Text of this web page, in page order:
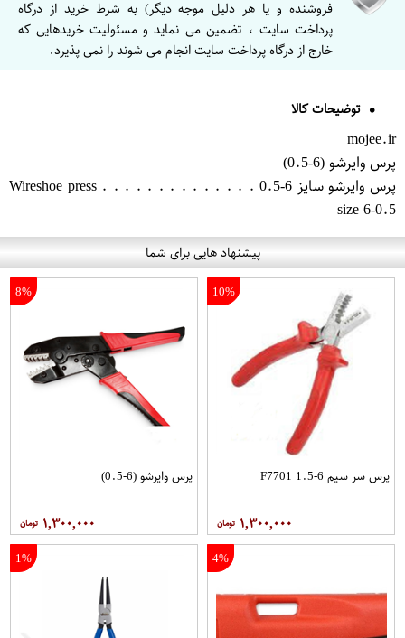
فروشنده و یا هر دلیل موجه دیگر) به شرط خرید از درگاه
پرداخت سایت ، تضمین می نماید و مسئولیت خریدهایی که
خارج از درگاه پرداخت سایت انجام می شوند را نمی پذیرد.
توضیحات کالا
mojee.ir
پرس وایرشو (6-0.5)
پرس وایرشو سایز 6-0.5 . . . . . . . . . . . . . . Wireshoe press
size 6-0.5
پیشنهاد هایی برای شما
10%
پرس سر سیم 6-1.5 F7701
۱,۳۰۰,۰۰۰
8%
پرس وایرشو (6-0.5)
۱,۳۰۰,۰۰۰
4%
1%